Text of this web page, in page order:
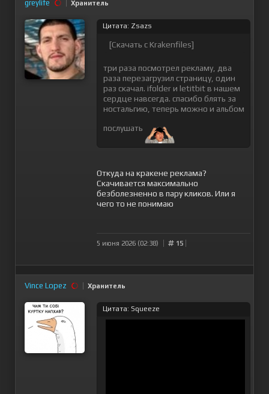
greylife Хранитель
Цитата: Zsazs
[Скачать с Krakenfiles]
три раза посмотрел рекламу, два
раза перезагрузил страницу, один
раз скачал. ifolder и letitbit в нашем
сердце навсегда. спасибо блять за
ностальгию, теперь можно и альбом
послушать
Откуда на кракене реклама?
Скачивается максимально
безболезненно в пару кликов. Или я
чего то не понимаю
5 июня 2026 (02:38) 15
Vince Lopez Хранитель
Цитата: Squeeze